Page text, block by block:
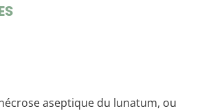
aseptique du lunatum, ou